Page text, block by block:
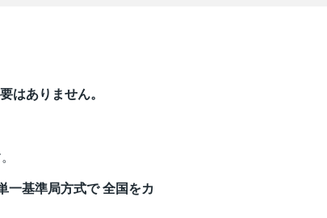
はありません。
一基準局方式で全国をカ